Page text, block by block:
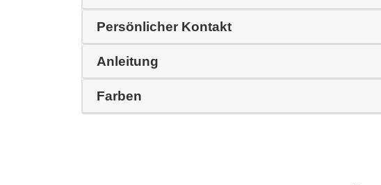
Persönlicher Kontakt
Anleitung
Farben